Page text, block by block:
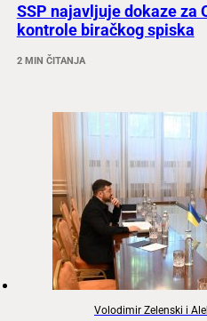
SSP najavljuje dokaze za
kontrole biračkog spiska
2 MIN ČITANJA
Volodimir Zelenski i